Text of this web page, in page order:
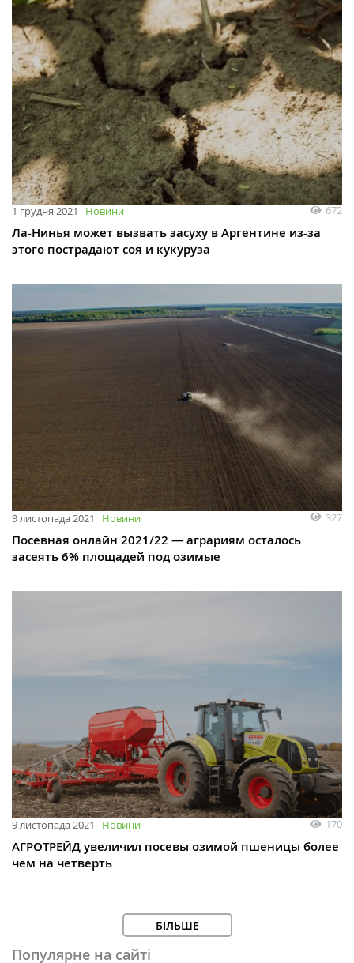
1 грудня 2021 Новини 672
Ла-Нинья может вызвать засуху в Аргентине из-за
этого пострадают соя и кукуруза
9 листопада 2021 Новини 327
Посевная онлайн 2021/22 — аграриям осталось
засеять 6% площадей под озимые
9 листопада 2021 Новини 170
АГРОТРЕЙД увеличил посевы озимой пшеницы более
чем на четверть
БІЛЬШЕ
Популярне на сайті